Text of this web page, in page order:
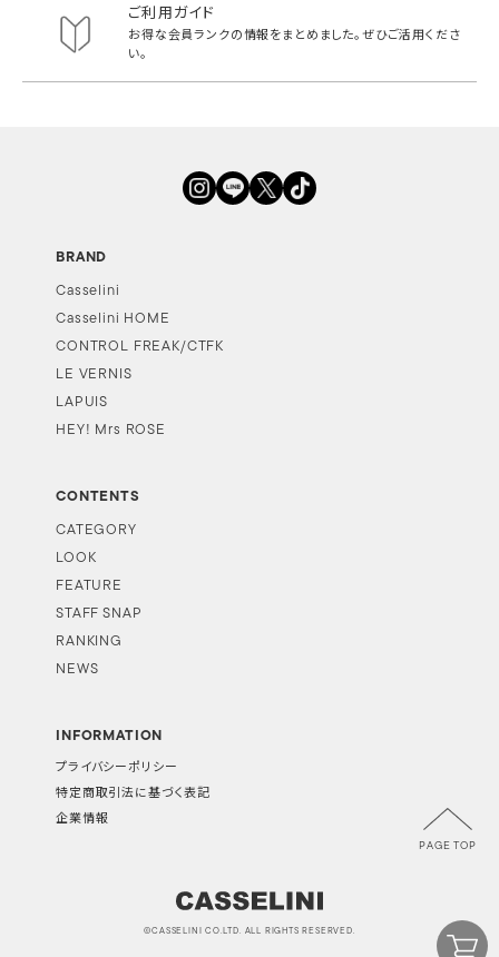
ご利用ガイド
お得な会員ランクの情報をまとめました。ぜひご活用くださ
い。
BRAND
Casselini
Casselini HOME
CONTROL FREAK/CTFK
LE VERNIS
LAPUIS
HEY! Mrs ROSE
CONTENTS
CATEGORY
LOOK
FEATURE
STAFF SNAP
RANKING
NEWS
INFORMATION
プライバシーポリシー
特定商取引法に基づく表記
企業情報
©CASSELINI CO.LTD. ALL RIGHTS RESERVED.
PAGE TOP